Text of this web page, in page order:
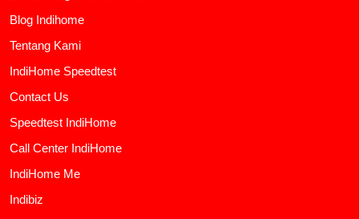
Blog Indihome
Tentang Kami
IndiHome Speedtest
Contact Us
Speedtest IndiHome
Call Center IndiHome
IndiHome Me
Indibiz